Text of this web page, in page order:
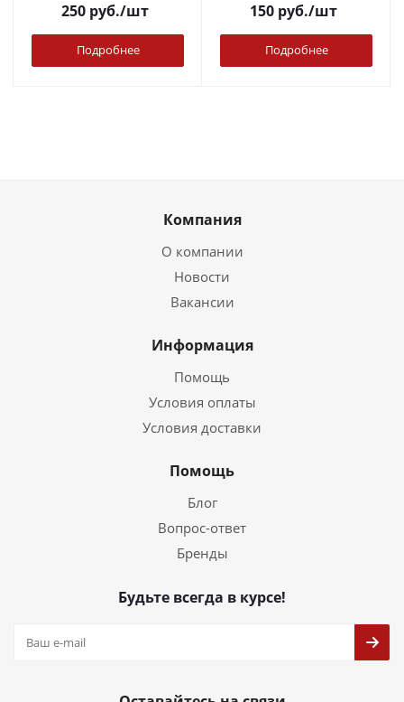
250руб./шт
Подробнее
150руб./шт
Подробнее
Компания
О компании
Новости
Вакансии
Информация
Помощь
Условия оплаты
Условия доставки
Помощь
Блог
Вопрос-ответ
Бренды
Будьте всегда в курсе!